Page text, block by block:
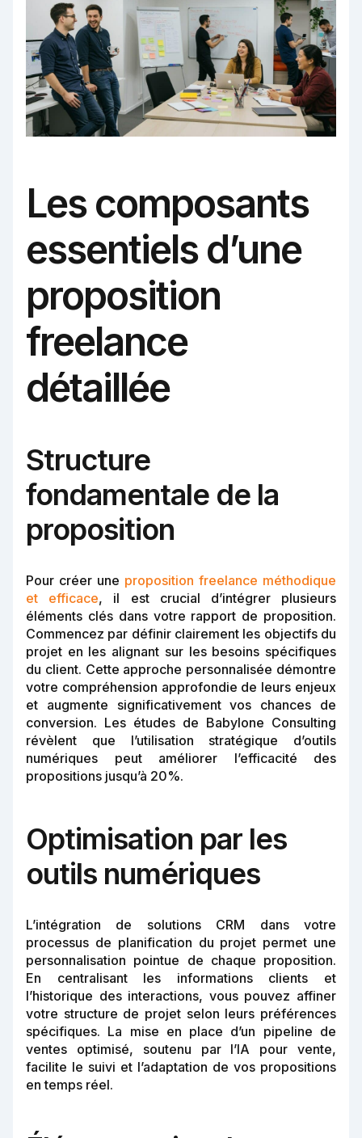
Les composants
essentiels d’une
proposition
freelance
détaillée
Structure
fondamentale de la
proposition
Pour créer une proposition freelance méthodique
et efficace, il est crucial d’intégrer plusieurs
éléments clés dans votre rapport de proposition.
Commencez par définir clairement les objectifs du
projet en les alignant sur les besoins spécifiques
du client. Cette approche personnalisée démontre
votre compréhension approfondie de leurs enjeux
et augmente significativement vos chances de
conversion. Les études de Babylone Consulting
révèlent que l’utilisation stratégique d’outils
numériques peut améliorer l’efficacité des
propositions jusqu’à 20%.
Optimisation par les
outils numériques
L’intégration de solutions CRM dans votre
processus de planification du projet permet une
personnalisation pointue de chaque proposition.
En centralisant les informations clients et
l’historique des interactions, vous pouvez affiner
votre structure de projet selon leurs préférences
spécifiques. La mise en place d’un pipeline de
ventes optimisé, soutenu par l’IA pour vente,
facilite le suivi et l’adaptation de vos propositions
en temps réel.